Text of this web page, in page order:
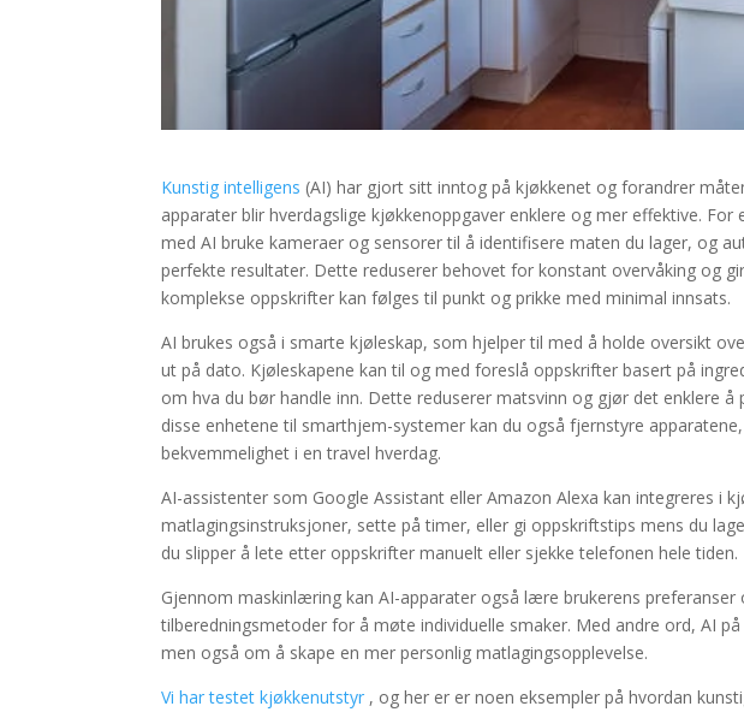
Kunstig intelligens (AI) har gjort sitt inntog på kjøkkenet og forandrer
apparater blir hverdagslige kjøkkenoppgaver enklere og mer effektive.
med AI bruke kameraer og sensorer til å identifisere maten du lager, og
perfekte resultater. Dette reduserer behovet for konstant overvåking og
komplekse oppskrifter kan følges til punkt og prikke med minimal innsats.
AI brukes også i smarte kjøleskap, som hjelper til med å holde oversikt
ut på dato. Kjøleskapene kan til og med foreslå oppskrifter basert på
om hva du bør handle inn. Dette reduserer matsvinn og gjør det enklere
disse enhetene til smarthjem-systemer kan du også fjernstyre
bekvemmelighet i en travel hverdag.
AI-assistenter som Google Assistant eller Amazon Alexa kan integreres i
matlagingsinstruksjoner, sette på timer, eller gi oppskriftstips mens du
du slipper å lete etter oppskrifter manuelt eller sjekke telefonen hele tiden.
Gjennom maskinlæring kan AI-apparater også lære brukerens
tilberedningsmetoder for å møte individuelle smaker. Med andre ord, AI
men også om å skape en mer personlig matlagingsopplevelse.
Vi har testet kjøkkenutstyr , og her er er noen eksempler på hvordan